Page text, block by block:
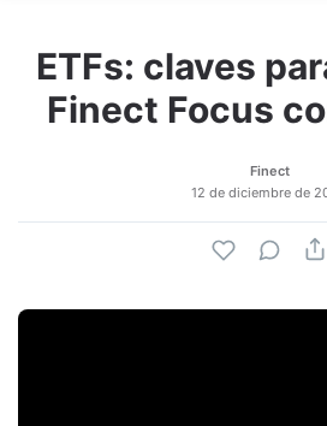
ETFs: claves
Finect Focus
Finect
12 de diciembre de